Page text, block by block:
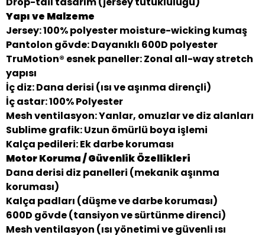
Yapı ve Malzeme
Jersey: 100% polyester moisture-wicking kumaş
Pantolon gövde: Dayanıklı 600D polyester
TruMotion® esnek paneller: Zonal all-way stretch
yapısı
İç diz: Dana derisi (ısı ve aşınma dirençli)
İç astar: 100% Polyester
Mesh ventilasyon: Yanlar, omuzlar ve diz alanları
Sublime grafik: Uzun ömürlü boya işlemi
Kalça pedileri: Ek darbe koruması
Motor Koruma / Güvenlik Özellikleri
Dana derisi diz panelleri (mekanik aşınma
koruması)
Kalça padları (düşme ve darbe koruması)
600D gövde (tansiyon ve sürtünme direnci)
Mesh ventilasyon (ısı yönetimi ve güvenli ısı